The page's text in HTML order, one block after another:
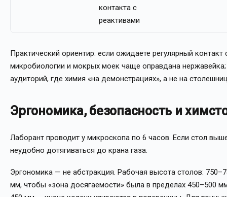
контакта с
реактивами
Практический ориентир: если ожидаете регулярный
микробиологии и мокрых моек чаще оправдана
аудиторий, где химия «на демонстрациях», а не на
Эргономика, безопасность и
Лаборант проводит у микроскопа по 6 часов. Если стол
неудобно дотягиваться до крана газа.
Эргономика — не абстракция. Рабочая высота столов:
мм, чтобы «зона досягаемости» была в пределах 450–500